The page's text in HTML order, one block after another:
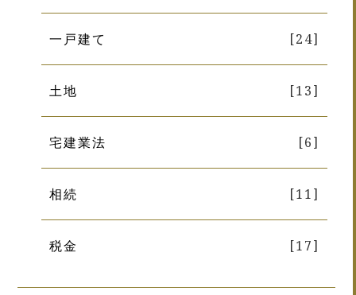
一戸建て [24]
土地 [13]
宅建業法 [6]
相続 [11]
税金 [17]